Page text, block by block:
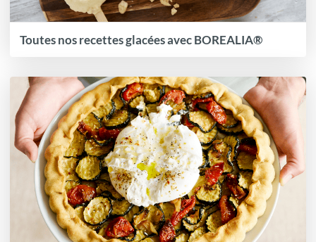
Toutes nos recettes glacées avec BOREALIA®